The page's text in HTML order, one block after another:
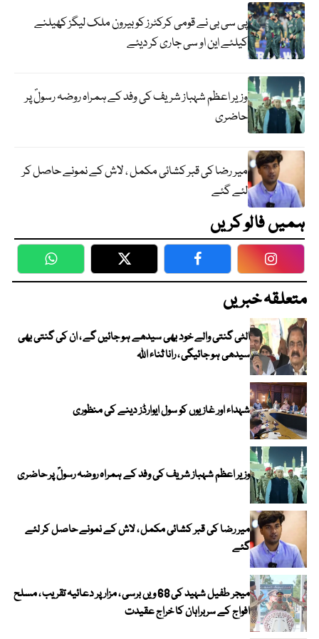
پی سی بی نے قومی کرکٹرز کو بیرون ملک لیگز کھیلنے
کیلئے این او سی جاری کر دیئے
وزیر اعظم شہباز شریف کی وفد کے ہمراہ روضہ رسولؐ پر
حاضری
میر رضا کی قبر کشائی مکمل ، لاش کے نمونے حاصل کر
لئے گئے
ہمیں فالو کریں
WhatsApp Twitter Facebook
متعلقہ خبریں
الٹی گنتی والے خود بھی سیدھے ہو جائیں گے ، ان کی گنتی بھی
سیدھی ہو جائیگی ، رانا ثناء اللہ
شہداء اور غازیوں کو سول ایوارڈز دینے کی منظوری
وزیر اعظم شہباز شریف کی وفد کے ہمراہ روضہ رسولؐ پر حاضری
میر رضا کی قبر کشائی مکمل ، لاش کے نمونے حاصل کر لئے
گئے
میجر طفیل شہید کی 68 ویں برسی ، مزار پر دعائیہ تقریب ، مسلح
افواج کے سربراہان کا خراج عقیدت